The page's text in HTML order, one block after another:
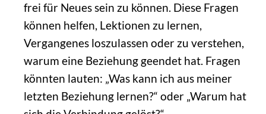
frei für Neues sein zu können. Diese Fragen
können helfen, Lektionen zu lernen,
Vergangenes loszulassen oder zu verstehen,
warum eine Beziehung geendet hat. Fragen
könnten lauten: „Was kann ich aus meiner
letzten Beziehung lernen?“ oder „Warum hat